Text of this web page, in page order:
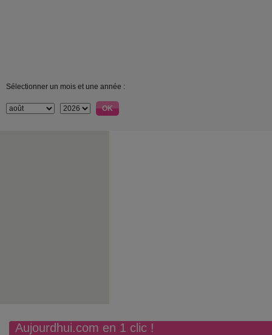
Sélectionner un mois et une année :
Aujourdhui.com en 1 clic !